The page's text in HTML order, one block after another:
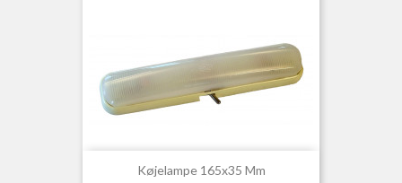
Køjelampe 165x35 Mm